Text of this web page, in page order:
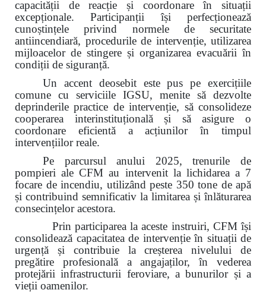
capacității de reacție și coordonare în situații
excepționale. Participanții își perfecționează
cunoștințele privind normele de securitate
antiincendiară, procedurile de intervenție, utilizarea
mijloacelor de stingere și organizarea evacuării în
condiții de siguranță.
Un accent deosebit este pus pe exercițiile
comune cu serviciile IGSU, menite să dezvolte
deprinderile practice de intervenție, să consolideze
cooperarea interinstituțională și să asigure o
coordonare eficientă a acțiunilor în timpul
intervențiilor reale.
Pe parcursul anului 2025, trenurile de
pompieri ale CFM au intervenit la lichidarea a 7
focare de incendiu, utilizând peste 350 tone de apă
și contribuind semnificativ la limitarea și înlăturarea
consecințelor acestora.
Prin participarea la aceste instruiri, CFM își
consolidează capacitatea de intervenție în situații de
urgență și contribuie la creșterea nivelului de
pregătire profesională a angajaților, în vederea
protejării infrastructurii feroviare, a bunurilor și a
vieții oamenilor.